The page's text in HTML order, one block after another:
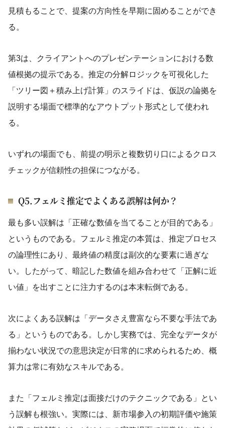
見積もることで、提案の方向性を早期に固めることができ
る。
第3は、クライアントへのプレゼンテーションにおける数
値根拠の提示である。推定の分解ロジックを可視化した
「ツリー図＋積み上げ計算」のスライドは、仮説の論拠を
説明する場面で標準的なアウトプット形式として使われ
る。
いずれの場面でも、前提の明示と複数切り口によるクロス
チェックが信頼性の担保につながる。
Q5.フェルミ推定でよくある誤解は何か？
最も多い誤解は「正確な数値を当てることが目的である」
というものである。フェルミ推定の本質は、推定プロセス
の論理性にあり、最終値の精度は副次的な要素に過ぎな
い。したがって、暗記した数値を組み合わせて「正解に近
い値」を出すことに注力するのは本末転倒である。
次によくある誤解は「データさえ豊富なら不要な手法であ
る」というものである。しかし実務では、完全なデータが
揃わない状況での意思決定が日常的に求められるため、概
算力は常に有効なスキルである。
また「フェルミ推定は面接だけのテクニックである」とい
う誤解も根強い。実際には、新市場参入の初期評価や施策